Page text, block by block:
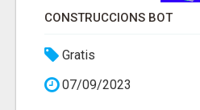
CONSTRUCCIONS BOT
Gratis
07/09/2023